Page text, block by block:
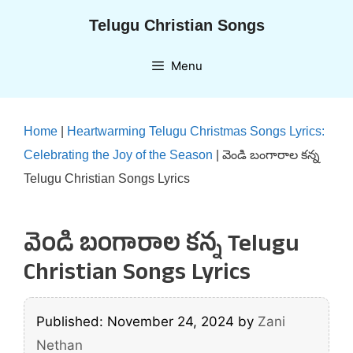
Telugu Christian Songs
Menu
Home
Heartwarming Telugu Christmas Songs Lyrics:
Celebrating the Joy of the Season
వెండి బంగారాల కన్న
Telugu Christian Songs Lyrics
వెండి బంగారాల కన్న Telugu
Christian Songs Lyrics
Published: November 24, 2024 by Zani
Nethan